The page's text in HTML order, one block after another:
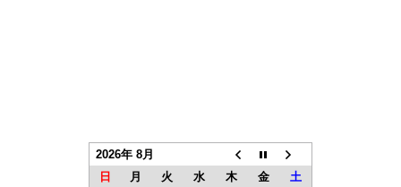
2026年 8月
日
月 火 水 木 金 土